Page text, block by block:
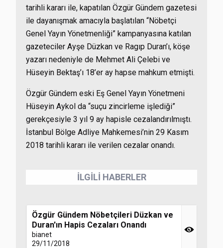
tarihli kararı ile, kapatılan Özgür Gündem gazetesi
ile dayanışmak amacıyla başlatılan “Nöbetçi
Genel Yayın Yönetmenliği” kampanyasına katılan
gazeteciler Ayşe Düzkan ve Ragıp Duran’ı, köşe
yazarı nedeniyle de Mehmet Ali Çelebi ve
Hüseyin Bektaş’ı 18’er ay hapse mahkum etmişti.
Özgür Gündem eski Eş Genel Yayın Yönetmeni
Hüseyin Aykol da “suçu zincirleme işlediği”
gerekçesiyle 3 yıl 9 ay hapisle cezalandırılmıştı.
İstanbul Bölge Adliye Mahkemesi’nin 29 Kasım
2018 tarihli kararı ile verilen cezalar onandı.
İLGİLİ HABERLER
Özgür Gündem Nöbetçileri Düzkan ve
Duran'ın Hapis Cezaları Onandı
bianet
29/11/2018